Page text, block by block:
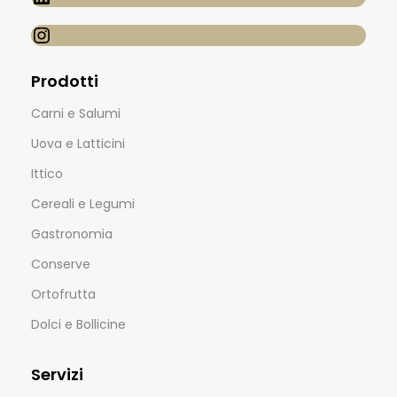
Prodotti
Carni e Salumi
Uova e Latticini
Ittico
Cereali e Legumi
Gastronomia
Conserve
Ortofrutta
Dolci e Bollicine
Servizi